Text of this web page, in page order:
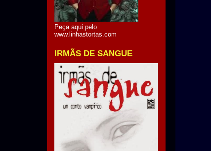
Peça aqui pelo
www.linhastortas.com
IRMÃS DE SANGUE